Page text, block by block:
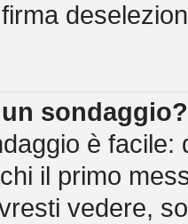
sondaggio?
è
il primo
vedere,